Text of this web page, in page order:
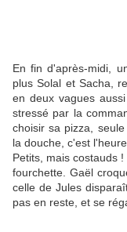
En fin d'après-midi,
plus Solal et Sacha,
en deux vagues
stressé par la
choisir sa pizza,
la douche, c'est
Petits, mais costauds
fourchette. Gaël
celle de Jules
pas en reste, et se